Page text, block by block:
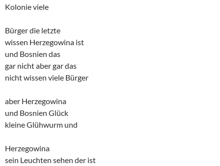
Kolonie viele
Bürger die letzte
wissen Herzegowina ist
und Bosnien das
gar nicht aber gar das
nicht wissen viele Bürger
aber Herzegowina
und Bosnien Glück
kleine Glühwurm und
Herzegowina
sein Leuchten sehen der ist